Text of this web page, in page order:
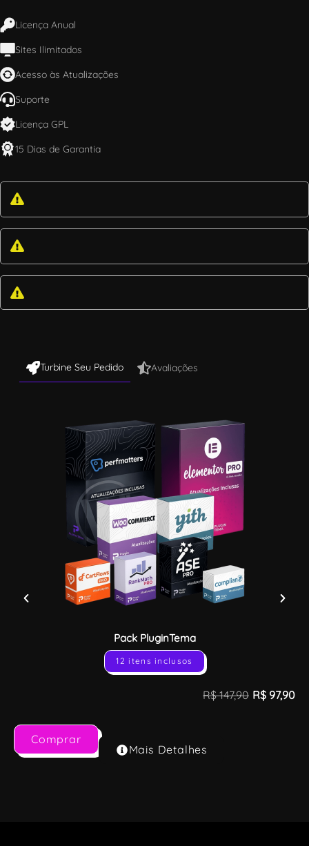
Licença Anual
Sites Ilimitados
Acesso às Atualizações
Suporte
Licença GPL
15 Dias de Garantia
Turbine Seu Pedido Avaliações
Pack PluginTema
12 itens inclusos
R$147,90 R$ 97,90
Comprar
Mais Detalhes